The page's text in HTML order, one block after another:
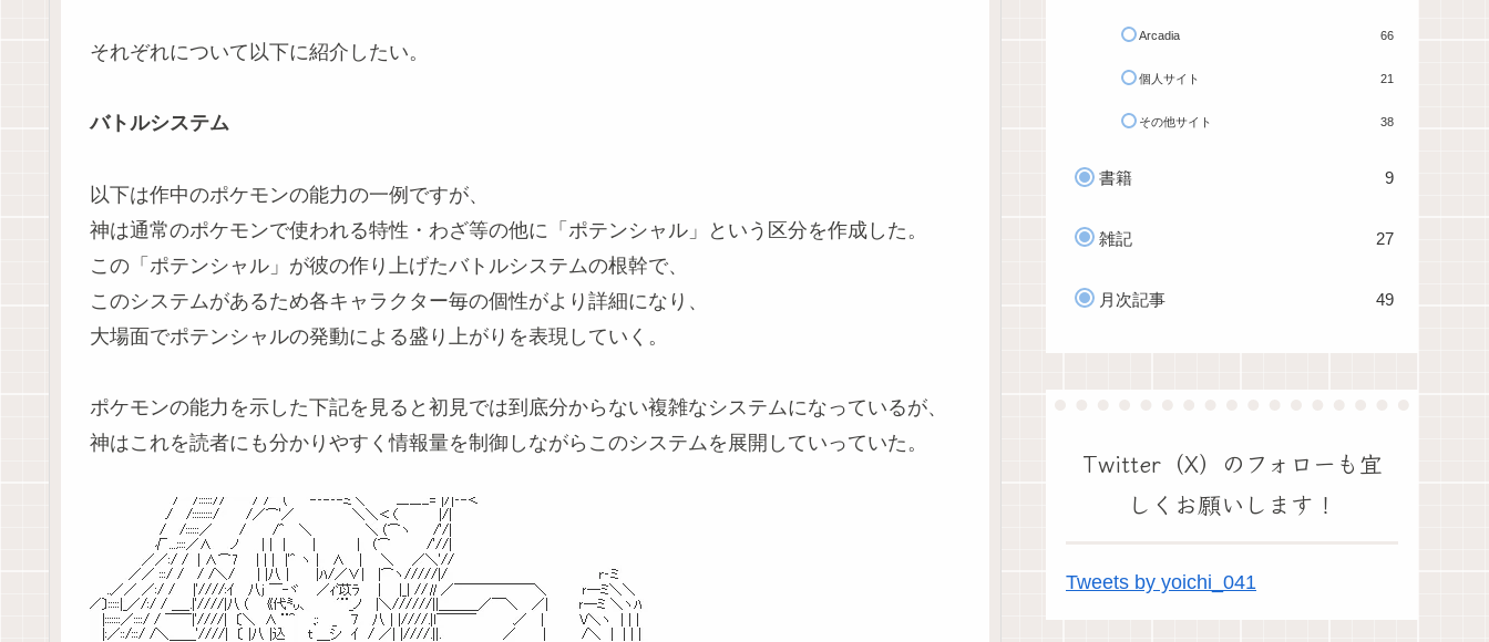
それぞれについて以下に紹介したい。
バトルシステム
以下は作中のポケモンの能力の一例ですが、
神は通常のポケモンで使われる特性・わざ等の他に「ポテンシャル」という区分を作成した。
この「ポテンシャル」が彼の作り上げたバトルシステムの根幹で、
このシステムがあるため各キャラクター毎の個性がより詳細になり、
大場面でポテンシャルの発動による盛り上がりを表現していく。
ポケモンの能力を示した下記を見ると初見では到底分からない複雑なシステムになっているが、
神はこれを読者にも分かりやすく情報量を制御しながらこのシステムを展開していっていた。
Arcadia 66
個人サイト 21
その他サイト 38
書籍 9
雑記 27
月次記事 49
Twitter（X）のフォローも宜
しくお願いします！
Tweets by yoichi_041